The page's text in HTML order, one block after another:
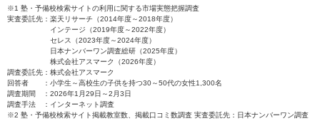
※1 塾・予備校検索サイトの利用に関する市場実態把握調査
実査委託先：楽天リサーチ（2014年度～2018年度）
インテージ（2019年度～2022年度）
セレス（2023年度～2024年度）
日本ナンバーワン調査総研（2025年度）
株式会社アスマーク（2026年度）
調査委託先：株式会社アスマーク
回答者 ：小学生～高校生の子供を持つ30～50代の女性1,300名
調査期間 ：2026年1月29日～2月3日
調査手法 ：インターネット調査
※2 塾・予備校検索サイト掲載教室数、掲載口コミ数調査 実査委託先：日本ナンバーワン調査